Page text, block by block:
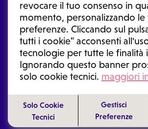
revocare il tuo consenso in
momento, personalizzando le
preferenze. Cliccando sul
tutti i cookie" acconsenti
tecnologie per tutte le finalità
Ignorando questo banner
solo cookie tecnici. maggiori
Solo Cookie
Tecnici
Gestisci
Preferenze
medicina generale o uno
Condizioni di utilizzo|Privacy Policy |
Ⓒ 2025 | Tutti i diritti